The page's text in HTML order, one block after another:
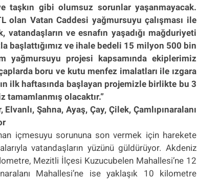
taşkın gibi olumsuz sorunlar yaşanmayacak.
Vatan Caddesi yağmursuyu çalışması ile
vatandaşların ve esnafın yaşadığı mağduriyeti
başlattığımız ve ihale bedeli 15 milyon 500 bin
yağmursuyu projesi kapsamında ekiplerimiz
boru ve kutu menfez imalatları ile ızgara
ilk haftasında başlayan projemizle birlikte bu 3
tamamlanmış olacaktır.”
Şahna, Ayaş, Çay, Çilek, Çamlıpınaralanı
içmesuyu sorununa son vermek için harekete
vatandaşların yüzünü güldürüyor. Akdeniz
Mezitli İlçesi Kuzucubelen Mahallesi’ne 12
Mahallesi’ne ise yaklaşık 10 kilometre